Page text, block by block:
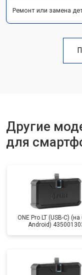
Ремонт или замена
Другие
для
ONE Pro LT (USB-C) (на
Android)